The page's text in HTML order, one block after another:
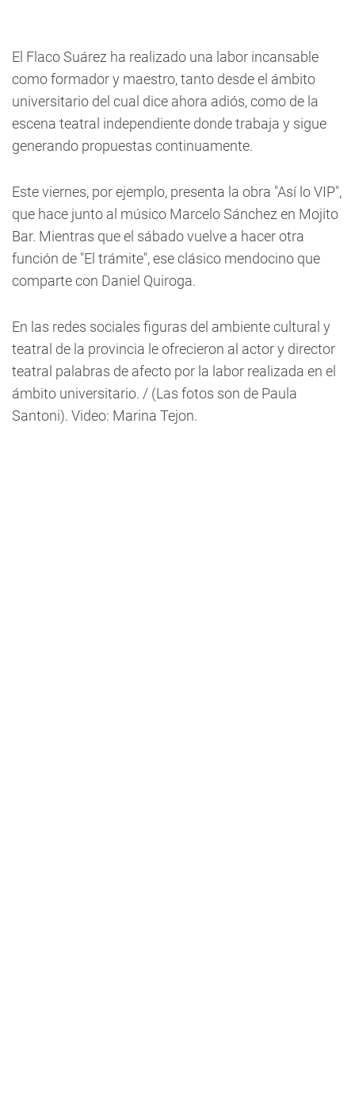
El Flaco Suárez ha realizado una labor incansable
como formador y maestro, tanto desde el ámbito
universitario del cual dice ahora adiós, como de la
escena teatral independiente donde trabaja y sigue
generando propuestas continuamente.
Este viernes, por ejemplo, presenta la obra "Así lo VIP",
que hace junto al músico Marcelo Sánchez en Mojito
Bar. Mientras que el sábado vuelve a hacer otra
función de "El trámite", ese clásico mendocino que
comparte con Daniel Quiroga.
En las redes sociales figuras del ambiente cultural y
teatral de la provincia le ofrecieron al actor y director
teatral palabras de afecto por la labor realizada en el
ámbito universitario. / (Las fotos son de Paula
Santoni). Video: Marina Tejon.